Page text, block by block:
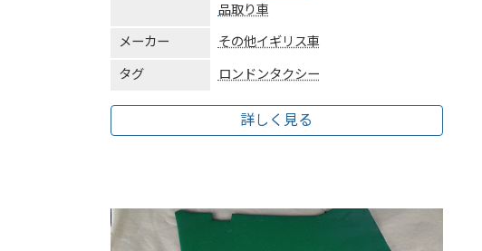
品取り車
メーカー その他イギリス車
タグ ロンドンタクシー
詳しく見る